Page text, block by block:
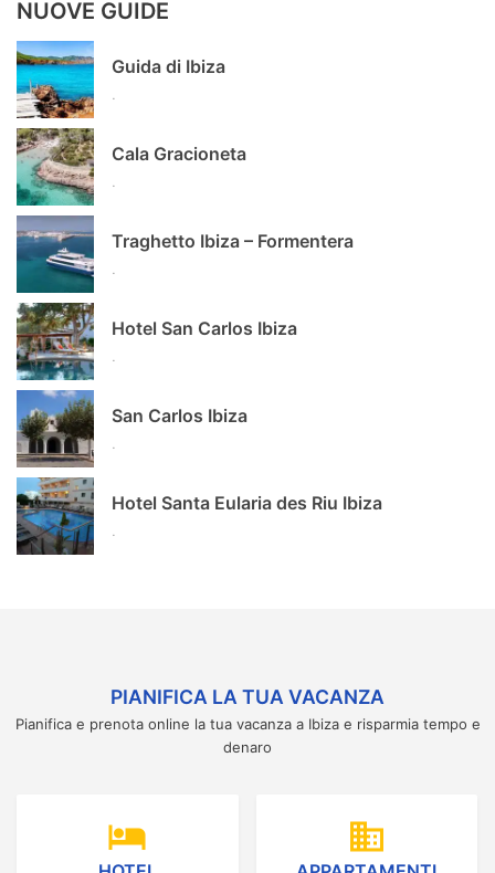
NUOVE GUIDE
Guida di Ibiza
Cala Gracioneta
Traghetto Ibiza – Formentera
Hotel San Carlos Ibiza
San Carlos Ibiza
Hotel Santa Eularia des Riu Ibiza
PIANIFICA LA TUA VACANZA
Pianifica e prenota online la tua vacanza a Ibiza e risparmia tempo e
denaro
hotel domain